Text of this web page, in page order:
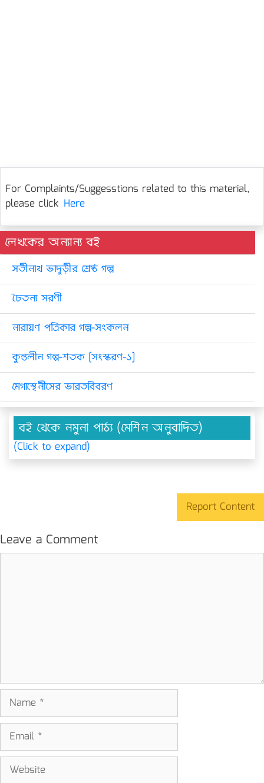
For Complaints/Suggesstions related to this material,
please click Here
লেখকের অন্যান্য বই
সতীনাথ ভাদুড়ীর শ্রেষ্ঠ গল্প
চৈতন্য সরণী
নারায়ণ পত্রিকার গল্প-সংকলন
কুন্তলীন গল্প-শতক [সংস্করণ-১]
মেগাস্থেনীসের ভারতবিবরণ
বই থেকে নমুনা পাঠ্য (মেশিন অনুবাদিত)
(Click to expand)
Report Content
Leave a Comment
Name
Email
Website